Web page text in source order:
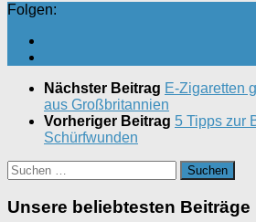
Folgen:
Nächster Beitrag E-Zigaretten
aus Großbritannien
Vorheriger Beitrag 5 Tipps zur
Schürfwunden
Suchen
nach:
Unsere beliebtesten Beiträge